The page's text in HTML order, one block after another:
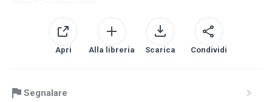
Apri Alla libreria Scarica Condividi
Segnalare